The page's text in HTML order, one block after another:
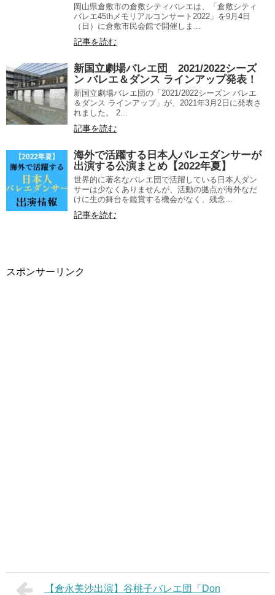
岡山県倉敷市の倉敷シティバレエは、「倉敷シティ
バレエ45thメモリアルコンサート2022」を9月4日
（日）に倉敷市民会館で開催しま...
記事を読む
新国立劇場バレエ団 2021/2022シーズ
ン バレエ＆ダンス ラインアップ発表！
新国立劇場バレエ団の「2021/2022シーズン バレエ
＆ダンス ラインアップ」が、2021年3月2日に発表さ
れました。 2...
記事を読む
海外で活躍する日本人バレエダンサーが
出演する公演まとめ【2022年夏】
世界的に著名なバレエ団で活躍している日本人ダン
サーは少なくありませんが、活動の拠点が海外なだ
けに生の舞台を鑑賞する機会がなく、残念...
記事を読む
スポンサーリンク
【倉永美沙出演】谷桃子バレエ団「Don